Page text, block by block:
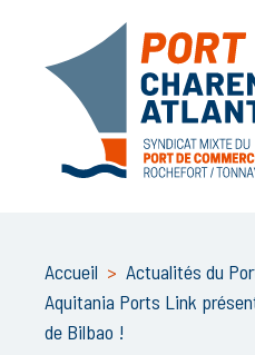
Accueil > Actualités du
Aquitania Ports Link
de Bilbao !